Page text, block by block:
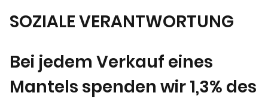
SOZIALE VERANTWORTUNG
Bei jedem Verkauf eines
Mantels spenden wir 1,3% des